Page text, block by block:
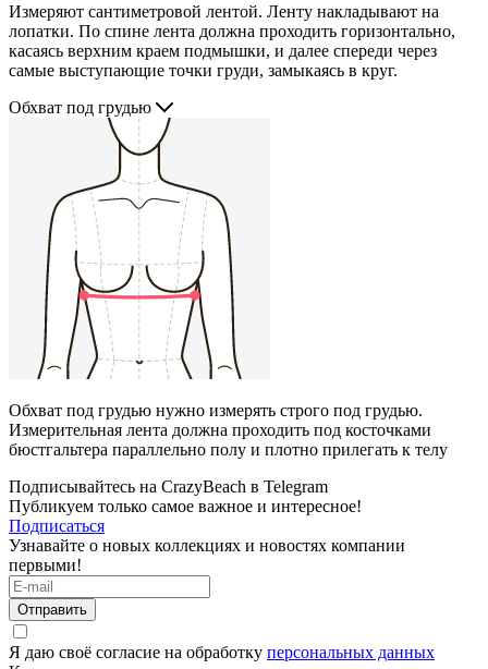
Измеряют сантиметровой лентой. Ленту накладывают на
лопатки. По спине лента должна проходить горизонтально,
касаясь верхним краем подмышки, и далее спереди через
самые выступающие точки груди, замыкаясь в круг.
Обхват под грудью
Обхват под грудью нужно измерять строго под грудью.
Измерительная лента должна проходить под косточками
бюстгальтера параллельно полу и плотно прилегать к телу
Подписывайтесь на CrazyBeach в Telegram
Публикуем только самое важное и интересное!
Подписаться
Узнавайте о новых коллекциях и новостях компании
первыми!
Отправить
Я даю своё согласие на обработку персональных данных